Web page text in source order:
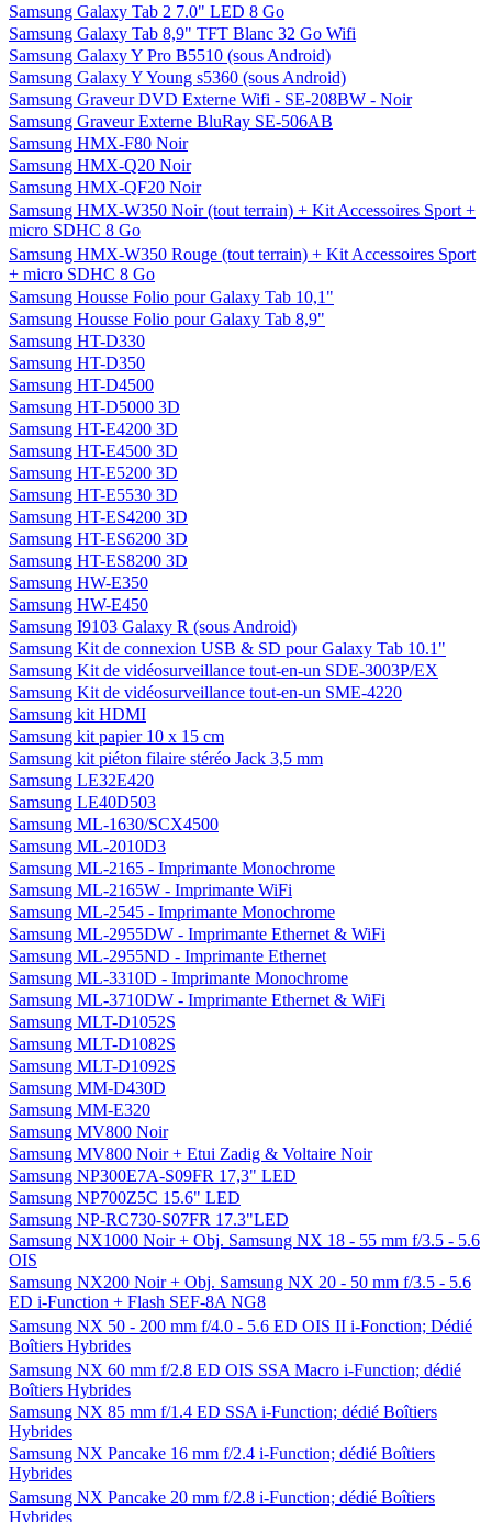
Samsung Galaxy Tab 2 7.0" LED 8 Go
Samsung Galaxy Tab 8,9" TFT Blanc 32 Go Wifi
Samsung Galaxy Y Pro B5510 (sous Android)
Samsung Galaxy Y Young s5360 (sous Android)
Samsung Graveur DVD Externe Wifi - SE-208BW - Noir
Samsung Graveur Externe BluRay SE-506AB
Samsung HMX-F80 Noir
Samsung HMX-Q20 Noir
Samsung HMX-QF20 Noir
Samsung HMX-W350 Noir (tout terrain) + Kit Accessoires Sport +
micro SDHC 8 Go
Samsung HMX-W350 Rouge (tout terrain) + Kit Accessoires Sport
+ micro SDHC 8 Go
Samsung Housse Folio pour Galaxy Tab 10,1"
Samsung Housse Folio pour Galaxy Tab 8,9"
Samsung HT-D330
Samsung HT-D350
Samsung HT-D4500
Samsung HT-D5000 3D
Samsung HT-E4200 3D
Samsung HT-E4500 3D
Samsung HT-E5200 3D
Samsung HT-E5530 3D
Samsung HT-ES4200 3D
Samsung HT-ES6200 3D
Samsung HT-ES8200 3D
Samsung HW-E350
Samsung HW-E450
Samsung I9103 Galaxy R (sous Android)
Samsung Kit de connexion USB & SD pour Galaxy Tab 10.1"
Samsung Kit de vidéosurveillance tout-en-un SDE-3003P/EX
Samsung Kit de vidéosurveillance tout-en-un SME-4220
Samsung kit HDMI
Samsung kit papier 10 x 15 cm
Samsung kit piéton filaire stéréo Jack 3,5 mm
Samsung LE32E420
Samsung LE40D503
Samsung ML-1630/SCX4500
Samsung ML-2010D3
Samsung ML-2165 - Imprimante Monochrome
Samsung ML-2165W - Imprimante WiFi
Samsung ML-2545 - Imprimante Monochrome
Samsung ML-2955DW - Imprimante Ethernet & WiFi
Samsung ML-2955ND - Imprimante Ethernet
Samsung ML-3310D - Imprimante Monochrome
Samsung ML-3710DW - Imprimante Ethernet & WiFi
Samsung MLT-D1052S
Samsung MLT-D1082S
Samsung MLT-D1092S
Samsung MM-D430D
Samsung MM-E320
Samsung MV800 Noir
Samsung MV800 Noir + Etui Zadig & Voltaire Noir
Samsung NP300E7A-S09FR 17,3" LED
Samsung NP700Z5C 15.6" LED
Samsung NP-RC730-S07FR 17.3"LED
Samsung NX1000 Noir + Obj. Samsung NX 18 - 55 mm f/3.5 - 5.6
OIS
Samsung NX200 Noir + Obj. Samsung NX 20 - 50 mm f/3.5 - 5.6
ED i-Function + Flash SEF-8A NG8
Samsung NX 50 - 200 mm f/4.0 - 5.6 ED OIS II i-Fonction; Dédié
Boîtiers Hybrides
Samsung NX 60 mm f/2.8 ED OIS SSA Macro i-Function; dédié
Boîtiers Hybrides
Samsung NX 85 mm f/1.4 ED SSA i-Function; dédié Boîtiers
Hybrides
Samsung NX Pancake 16 mm f/2.4 i-Function; dédié Boîtiers
Hybrides
Samsung NX Pancake 20 mm f/2.8 i-Function; dédié Boîtiers
Hybrides